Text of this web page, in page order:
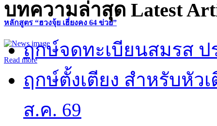
หลักสูตร “ฮวงจุ้ย เฮี่ยงคง 64 ข่วย”
Read more
บทความล่าสุด Latest
ฤกษ์จดทะเบียนสมรส ป
ฤกษ์ตั้งเตียง สำหรับหัว
ส.ค. 69